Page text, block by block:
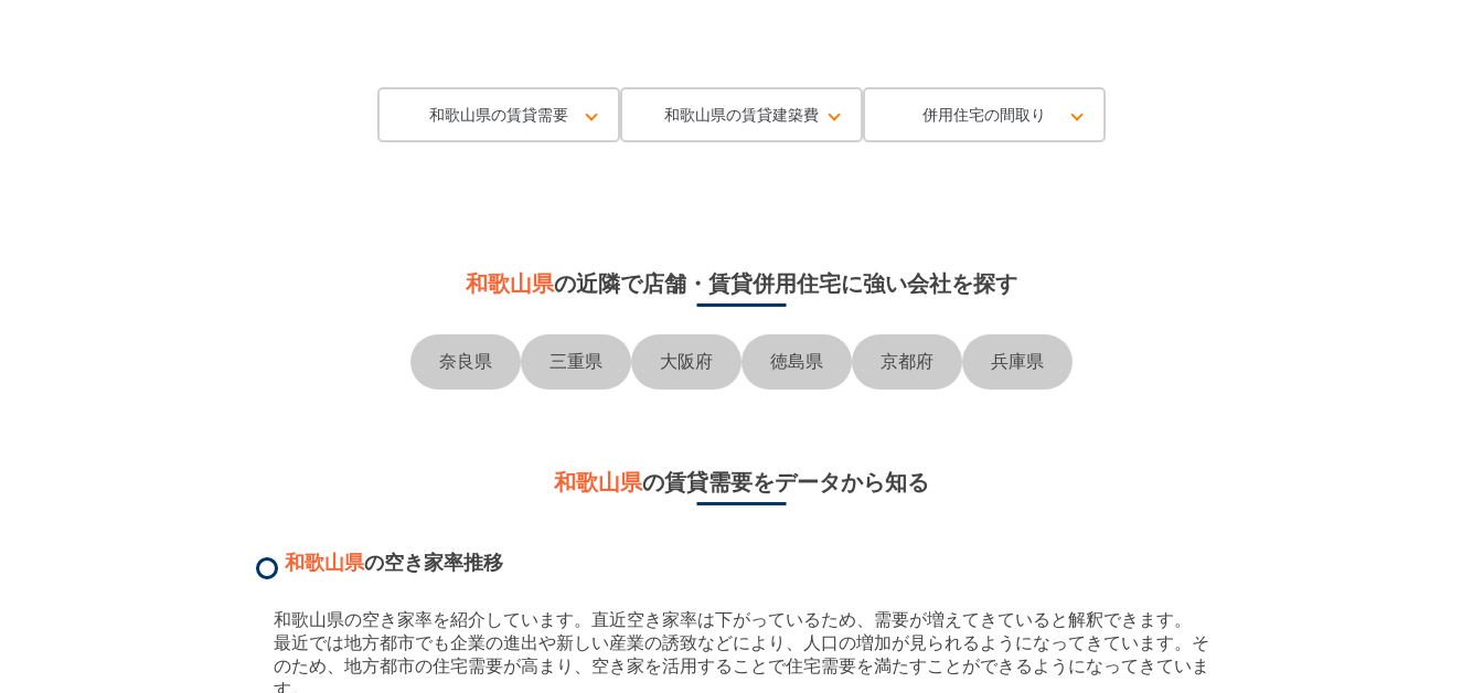
和歌山県の賃貸需要 和歌山県の賃貸建築費 併用住宅の間取り
和歌山県の近隣で店舗・賃貸併用住宅に強い会社を探す
奈良県 三重県 大阪府 徳島県 京都府 兵庫県
和歌山県の賃貸需要をデータから知る
和歌山県の空き家率推移
和歌山県の空き家率を紹介しています。直近空き家率は下がっているため、需要が増えてきている と解釈できます。
最近では地方都市でも企業の進出や新しい産業の誘致などにより、人口の増加が見られるようになってきています。そ
のため、地方都市の住宅需要が高まり、空き家を活用することで住宅需要を満たすことができるようになってきていま
す。